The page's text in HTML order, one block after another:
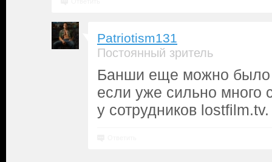
Patriotism131
Постоянный зритель
Банши еще можно было
если уже сильно много
у сотрудников lostfilm.tv.